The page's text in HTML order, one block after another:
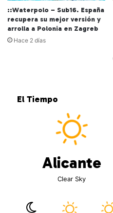
::Waterpolo – Sub16. España
recupera su mejor versión y
arrolla a Polonia en Zagreb
Hace 2 días
El Tiempo
Alicante
Clear Sky